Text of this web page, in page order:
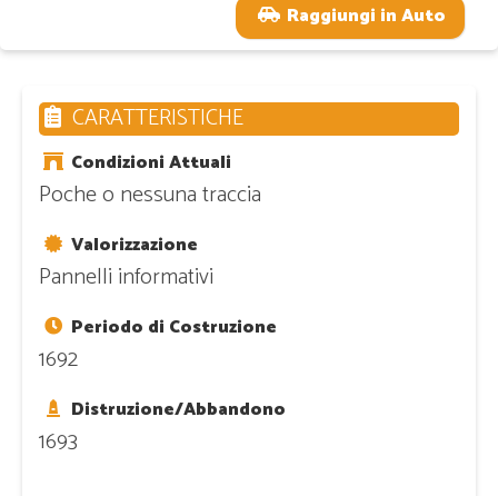
Raggiungi in Auto
CARATTERISTICHE
Condizioni Attuali
Poche o nessuna traccia
Valorizzazione
Pannelli informativi
Periodo di Costruzione
1692
Distruzione/Abbandono
1693